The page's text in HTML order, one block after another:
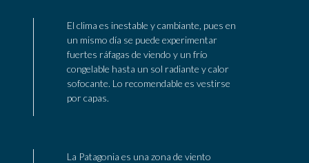
El clima es inestable y cambiante, pues en
un mismo día se puede experimentar
fuertes ráfagas de viendo y un frío
congelable hasta un sol radiante y calor
sofocante. Lo recomendable es vestirse
por capas.
La Patagonia es una zona de viento